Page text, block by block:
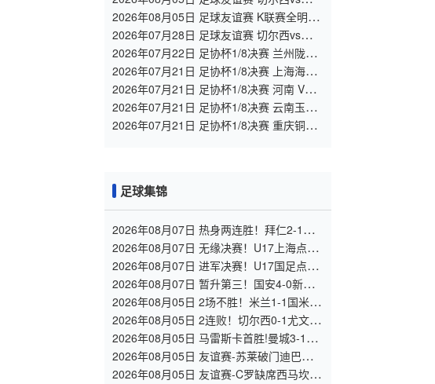
图斯 全场录像
2026年08月05日 足球友谊赛 K联赛全明星
vs曼城 全场录像
2026年07月28日 足球友谊赛 切尔西vs西悉
尼漫步者 全场录像
2026年07月22日 足协杯1/8决赛 兰州陇原
竞技 VS 陕西联合 全场录像
2026年07月21日 足协杯1/8决赛 上海海港
VS 深圳新鹏城 全场录像
2026年07月21日 足协杯1/8决赛 河南 VS
大连英博 全场录像
2026年07月21日 足协杯1/8决赛 云南玉昆
VS 成都蓉城 全场录像
2026年07月21日 足协杯1/8决赛 重庆铜梁
足球集锦
2026年08月07日 热身两连胜！拜仁2-1维
拉 金玟哉戈麦斯破门迪亚斯替补建功
2026年08月07日 无缘决赛！U17上海点球
3-4枪手U17 李秋甫、李文博失点王启戎扑
2026年08月07日 进军决赛！U17国足点球
3-1河床U17将战阿森纳 江宇涵替补两扑点
2026年08月07日 暂升第三！国安4-0新鹏
城7轮不败 张玉宁传射达万双响法比奥破门
2026年08月05日 2场不胜！米兰1-1国米 迪
马尔科破门 恩昆库造点+点射拉莫斯登场
2026年08月05日 2连败！切尔西0-1尤文 热
格罗瓦世界波制胜穆德里克时隔614天复出
2026年08月05日 马雷斯卡首胜!曼城3-1K
联赛全明星 赖因德斯努里破门塞梅尼奥助
2026年08月05日 友谊赛-苏莱破门迪巴拉助
攻 罗马4-1纽波特郡
2026年08月05日 友谊赛-C罗缺席西马坎送